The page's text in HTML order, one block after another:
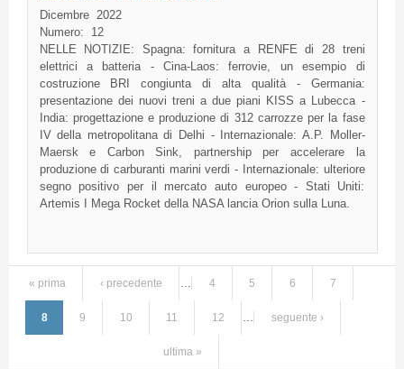
Dicembre 2022
Numero:
12
NELLE NOTIZIE: Spagna: fornitura a RENFE di 28 treni
elettrici a batteria - Cina-Laos: ferrovie, un esempio di
costruzione BRI congiunta di alta qualità - Germania:
presentazione dei nuovi treni a due piani KISS a Lubecca -
India: progettazione e produzione di 312 carrozze per la fase
IV della metropolitana di Delhi - Internazionale: A.P. Moller-
Maersk e Carbon Sink, partnership per accelerare la
produzione di carburanti marini verdi - Internazionale: ulteriore
segno positivo per il mercato auto europeo - Stati Uniti:
Artemis I Mega Rocket della NASA lancia Orion sulla Luna.
Pagine
« prima ‹ precedente … 4 5 6 7
8 9 10 11 12 … seguente ›
ultima »